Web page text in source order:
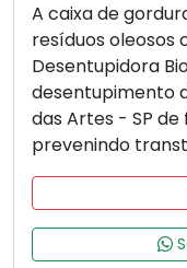
A caixa de
resíduos oleosos
Desentupidora
desentupimento
das Artes - SP
prevenindo